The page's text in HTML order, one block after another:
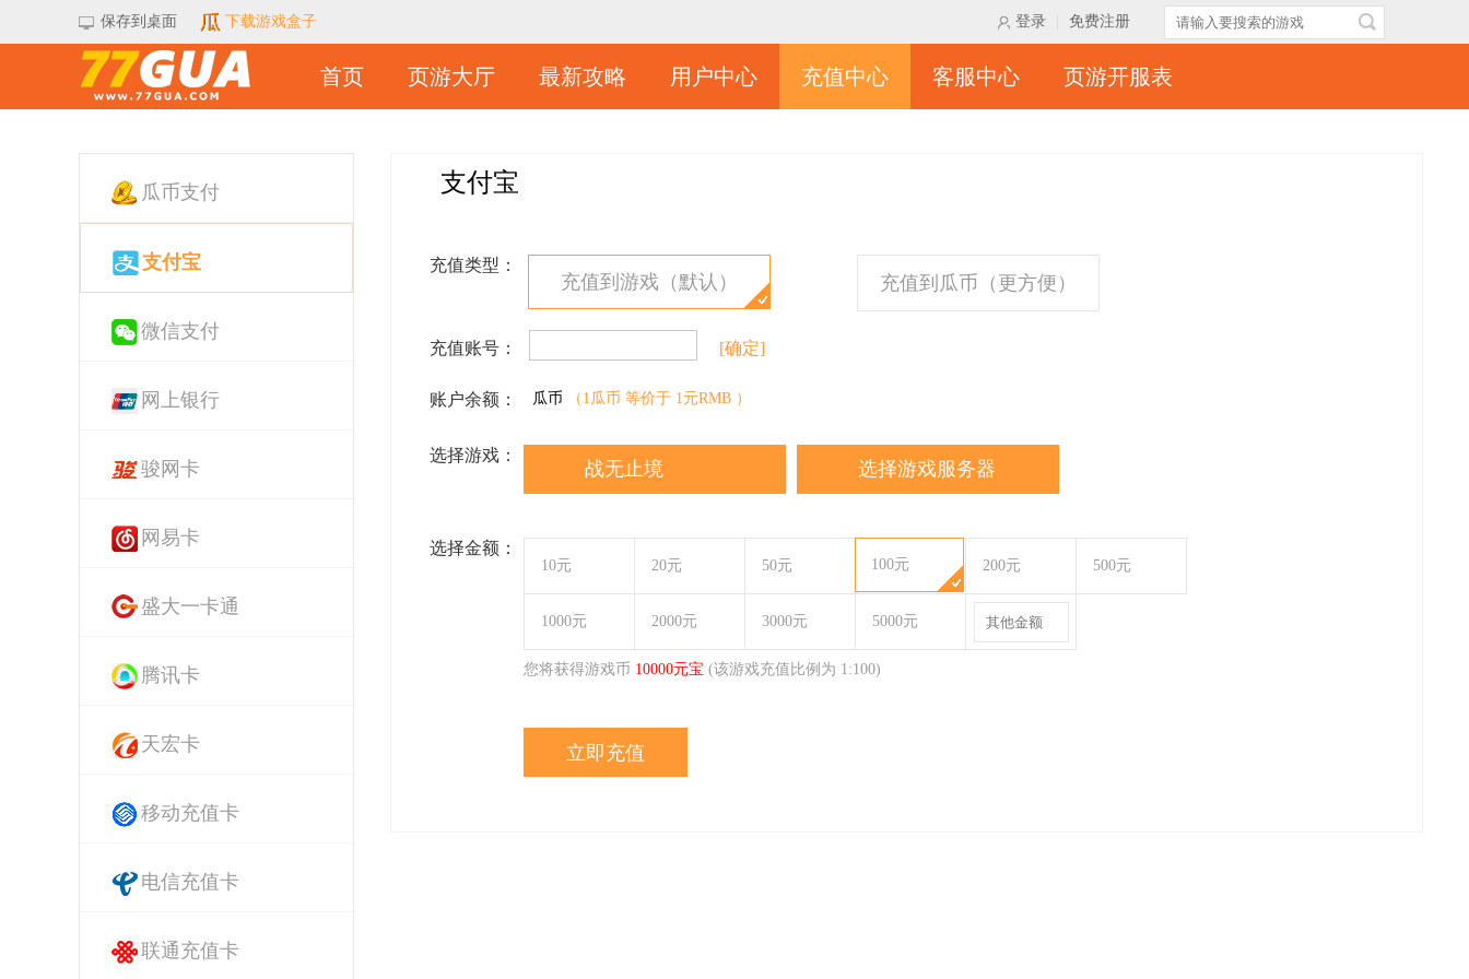
保存到桌面 下载游戏盒子 登录 免费注册
首页 页游大厅 最新攻略 用户中心 充值中心 客服中心 页游开服表
瓜币支付
支付宝
微信支付
网上银行
骏网卡
网易卡
盛大一卡通
腾讯卡
天宏卡
移动充值卡
电信充值卡
联通充值卡
支付宝
充值类型：
充值到游戏（默认） 充值到瓜币（更方便）
充值账号： [确定]
账户余额： 瓜币 （1瓜币 等价于 1元RMB ）
选择游戏：
战无止境 选择游戏服务器
选择金额：
10元 20元 50元 100元 200元 500元
1000元 2000元 3000元 5000元
您将获得游戏币 10000元宝 (该游戏充值比例为 1:100)
立即充值